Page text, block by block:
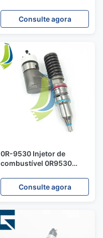
Consulte agora
0R-9530 Injetor de
combustível 0R9530
Consulte agora